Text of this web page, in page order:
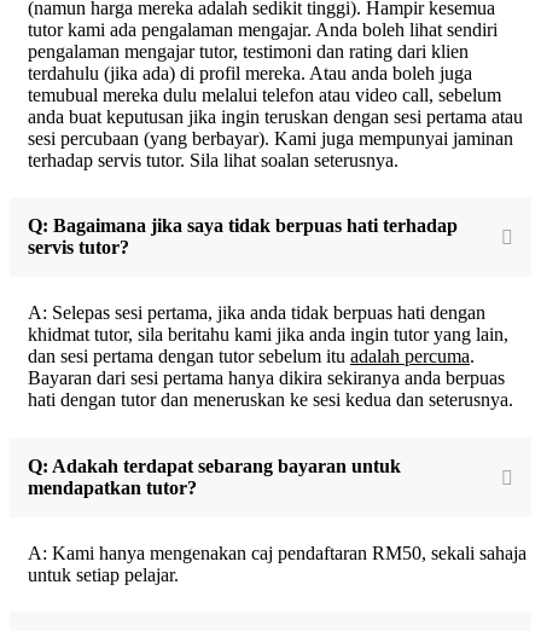
(namun harga mereka adalah sedikit tinggi). Hampir kesemua
tutor kami ada pengalaman mengajar. Anda boleh lihat sendiri
pengalaman mengajar tutor, testimoni dan rating dari klien
terdahulu (jika ada) di profil mereka. Atau anda boleh juga
temubual mereka dulu melalui telefon atau video call, sebelum
anda buat keputusan jika ingin teruskan dengan sesi pertama atau
sesi percubaan (yang berbayar). Kami juga mempunyai jaminan
terhadap servis tutor. Sila lihat soalan seterusnya.
Q: Bagaimana jika saya tidak berpuas hati terhadap
servis tutor?
A: Selepas sesi pertama, jika anda tidak berpuas hati dengan
khidmat tutor, sila beritahu kami jika anda ingin tutor yang lain,
dan sesi pertama dengan tutor sebelum itu adalah percuma.
Bayaran dari sesi pertama hanya dikira sekiranya anda berpuas
hati dengan tutor dan meneruskan ke sesi kedua dan seterusnya.
Q: Adakah terdapat sebarang bayaran untuk
mendapatkan tutor?
A: Kami hanya mengenakan caj pendaftaran RM50, sekali sahaja
untuk setiap pelajar.